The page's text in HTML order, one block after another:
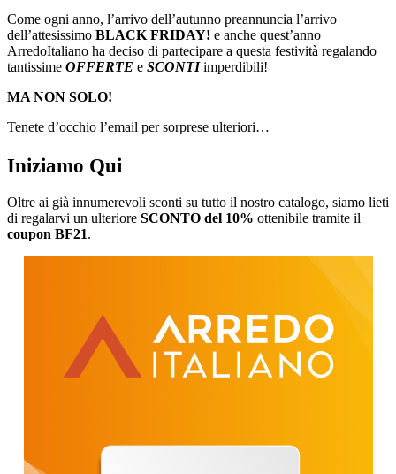
Come ogni anno, l’arrivo dell’autunno preannuncia l’arrivo
dell’attesissimo BLACK FRIDAY! e anche quest’anno
ArredoItaliano ha deciso di partecipare a questa festività regalando
tantissime OFFERTE e SCONTIimperdibili!
MA NON SOLO!
Tenete d’occhio l’email per sorprese ulteriori…
Iniziamo Qui
Oltre ai già innumerevoli sconti su tutto il nostro catalogo, siamo lieti
di regalarvi un ulteriore SCONTO del 10% ottenibile tramite il
coupon BF21.